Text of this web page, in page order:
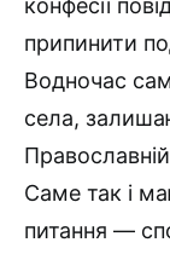
припинити
Водночас
села,
Саме так і
питання —